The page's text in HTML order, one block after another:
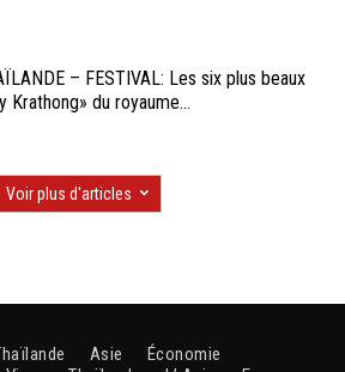
– FESTIVAL: Les six plus beaux
Krathong» du royaume...
Voir plus d'articles
Asie
Économie